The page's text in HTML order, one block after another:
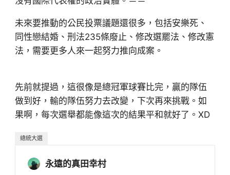
未來要推動的公民投票議題還很多，包括安樂死、
同性戀結婚、刑法235條廢止、修改選罷法、修改憲
法，需要更多人來一起努力推向成案。
先前就提過，這很像是總冠軍球賽比完，贏的隊伍
做到好，輸的隊伍努力去改變，下次再來挑戰。如
果啊，每次選舉都能像這次的結果平和就好了。XD
總統大選
永遠的真田幸村